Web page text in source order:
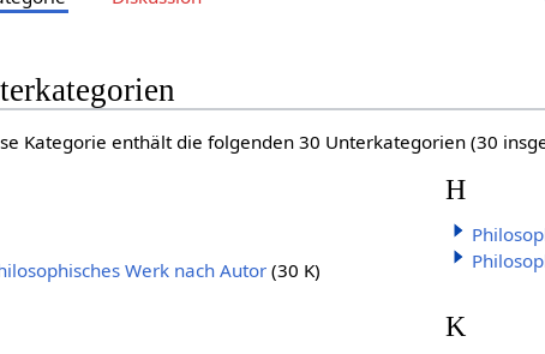
Kategorie enthält die folgenden 30 Unterkategorien (30
Werk nach Autor (30 K)
H
K